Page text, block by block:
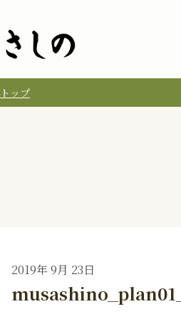
トップ
2019年 9月 23日